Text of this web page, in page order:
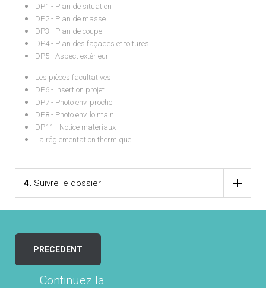
DP1 - Plan de situation
DP2 - Plan de masse
DP3 - Plan de coupe
DP4 - Plan des façades et toitures
DP5 - Aspect extérieur
Les pièces facultatives
DP6 - Insertion projet
DP7 - Photo env. proche
DP8 - Photo env. lointain
DP11 - Notice matériaux
La réglementation thermique
4. Suivre le dossier
PRECEDENT
Continuez la